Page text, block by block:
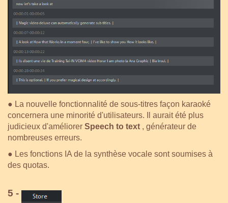
● La nouvelle fonctionnalité de sous-titres façon karaoké
concernera une minorité d'utilisateurs. Il aurait été plus
judicieux d'améliorer Speech to text , générateur de
nombreuses erreurs.
● Les fonctions IA de la synthèse vocale sont soumises à
des quotas.
5 -